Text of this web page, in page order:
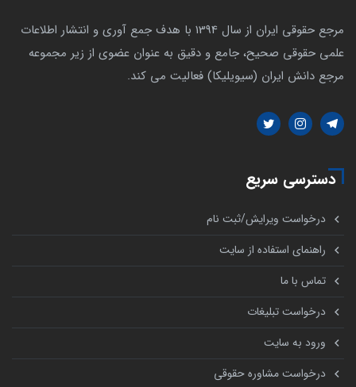
مرجع حقوقی ایران از سال 1394 با هدف جمع آوری و انتشار اطلاعات
علمی حقوقی صحیح، جامع و دقیق به عنوان عضوی از زیر مجموعه
مرجع دانش ایران (سیویلیکا) فعالیت می کند.
دسترسی سریع
درخواست ویرایش/ثبت نام
راهنمای استفاده از سایت
تماس با ما
درخواست تبلیغات
ورود به سایت
درخواست مشاوره حقوقی